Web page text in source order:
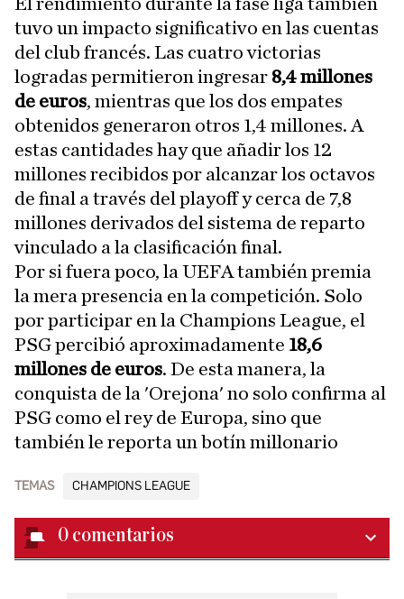
tuvo un impacto significativo en las cuentas
del club francés. Las cuatro victorias
logradas permitieron ingresar 8,4 millones
de euros, mientras que los dos empates
obtenidos generaron otros 1,4 millones. A
estas cantidades hay que añadir los 12
millones recibidos por alcanzar los octavos
de final a través del playoff y cerca de 7,8
millones derivados del sistema de reparto
vinculado a la clasificación final.
Por si fuera poco, la UEFA también premia
la mera presencia en la competición. Solo
por participar en la Champions League, el
PSG percibió aproximadamente 18,6
millones de euros. De esta manera, la
conquista de la 'Orejona' no solo confirma al
PSG como el rey de Europa, sino que
también le reporta un botín millonario
TEMAS CHAMPIONS LEAGUE
0 comentarios